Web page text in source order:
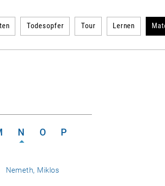
Todesopfer Tour Lernen
N O
P
Nemeth, Miklos